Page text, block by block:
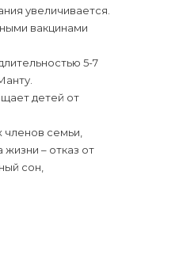
увеличивается.
вакцинами
5-7
детей от
семьи,
– отказ от
сон,